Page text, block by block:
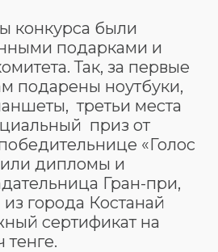
были
подарками и
Так, за первые
подарены ноутбуки,
третьи места
приз от
«Голос
дипломы и
Гран-при,
города Костанай
сертификат на
тенге.